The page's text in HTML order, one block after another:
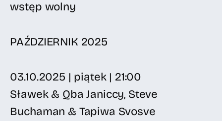
wstęp wolny
PAŹDZIERNIK 2025
03.10.2025 | piątek | 21:00
Sławek & Qba Janiccy, Steve
Buchaman & Tapiwa Svosve